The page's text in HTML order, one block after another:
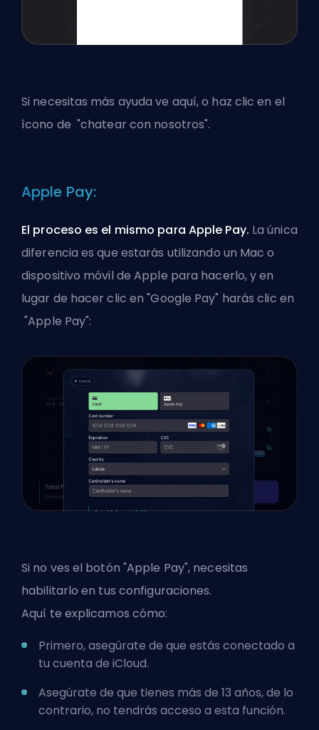
Si necesitas más ayudave aquí, o haz clic en el
ícono de "chatear con nosotros".
Apple Pay:
El proceso es el mismo para Apple Pay. La única
diferencia es que estarás utilizando un Mac o
dispositivo móvil de Apple para hacerlo, y en
lugar de hacer clic en "Google Pay" harás clic en
"Apple Pay":
Si no ves el botón "Apple Pay", necesitas
habilitarlo en tus configuraciones.
Aquí te explicamos cómo:
Primero, asegúrate de que estás conectado a
tu cuenta de iCloud.
Asegúrate de que tienes más de 13 años, de lo
contrario, no tendrás acceso a esta función.